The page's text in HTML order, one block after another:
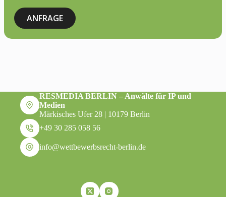
ANFRAGE
RESMEDIA BERLIN – Anwälte für IP und
Medien
Märkisches Ufer 28 | 10179 Berlin
+49 30 285 058 56
info@wettbewerbsrecht-berlin.de